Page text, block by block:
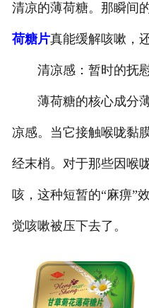
清凉的薄荷糖。那瞬间
荷糖片真能缓解咳嗽，
清凉感：暂时的抚
薄荷糖的核心成分薄
凉感。当它接触喉咙黏
经末梢。对于那些因喉
咳，这种短暂的“麻痹”
觉咳嗽被压下去了。